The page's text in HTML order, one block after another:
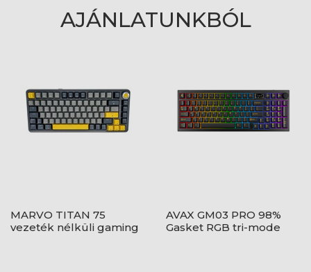
AJÁNLATUNKBÓL
MARVO TITAN 75
vezeték nélküli gaming
AVAX GM03 PRO 98%
Gasket RGB tri-mode